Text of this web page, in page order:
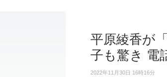
平原綾香が
子も驚き 電
2022年11月30日 16時16分